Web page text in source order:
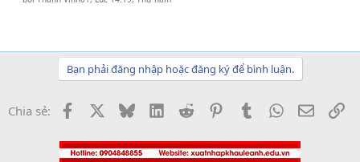
Bạn phải đăng nhập hoặc đăng ký để bình luận.
Chia sẻ: Facebook BlueskyLinkedInReddit PinterestTumblrWhatsApp
Email